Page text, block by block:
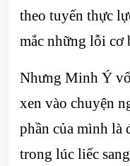
theo tuyến thực
mắc những lỗi cơ
Nhưng Minh Ý
xen vào chuyện
phần của mình là
trong lúc liếc